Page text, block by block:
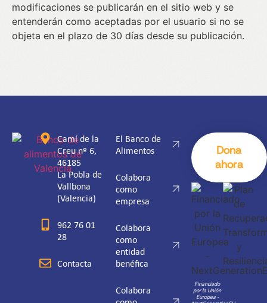
modificaciones se publicarán en el sitio web y se
entenderán como aceptadas por el usuario si no se
objeta en el plazo de 30 días desde su publicación.
Camí de la
Creu nº 6,
46185
La Pobla de
Vallbona
(Valencia)
962 76 01
28
Contacta
El Banco de
Alimentos
Colabora
como
empresa
Colabora
como
entidad
benéfica
Colabora
Dona
ahora
Financiado
por la Unión
Europea -